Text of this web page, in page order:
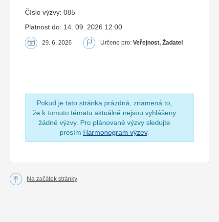
Číslo výzvy: 085
Platnost do: 14. 09. 2026 12:00
29. 6. 2026 Určeno pro: Veřejnost, Žadatel
Pokud je tato stránka prázdná, znamená to,
že k tomuto tématu aktuálně nejsou vyhlášeny
žádné výzvy. Pro plánované výzvy sledujte
prosím Harmonogram výzev.
Na začátek stránky